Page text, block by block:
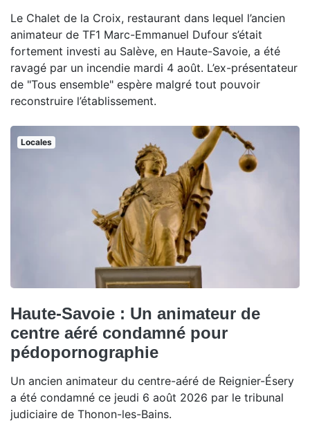
Le Chalet de la Croix, restaurant dans lequel l’ancien
animateur de TF1 Marc-Emmanuel Dufour s’était
fortement investi au Salève, en Haute-Savoie, a été
ravagé par un incendie mardi 4 août. L’ex-présentateur
de "Tous ensemble" espère malgré tout pouvoir
reconstruire l’établissement.
Locales
Haute-Savoie : Un animateur de
centre aéré condamné pour
pédopornographie
Un ancien animateur du centre-aéré de Reignier-Ésery
a été condamné ce jeudi 6 août 2026 par le tribunal
judiciaire de Thonon-les-Bains.